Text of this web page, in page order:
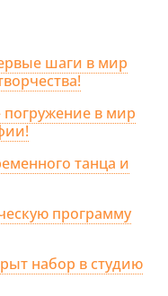
шаги в мир
погружение в мир
танца и
программу
набор в студию